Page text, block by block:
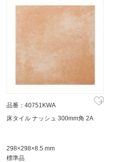
品番：40751KWA
床タイル ナッシュ 300mm角 2A
298×298×8.5 mm
標準品